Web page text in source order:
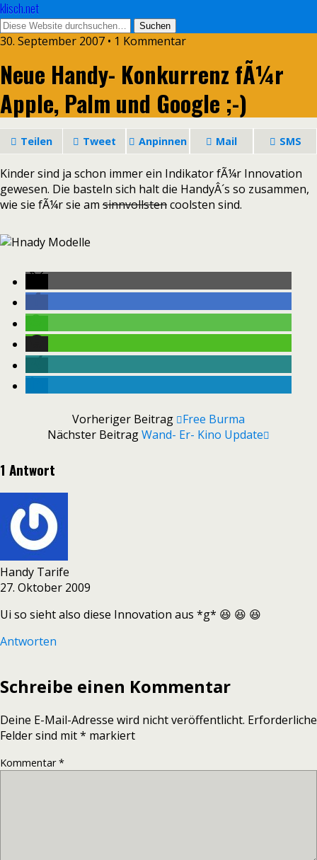
klisch.net
30. September 2007 • 1 Kommentar
Neue Handy- Konkurrenz fÃ¼r
Apple, Palm und Google ;-)
Teilen Tweet Anpinnen Mail SMS
Kinder sind ja schon immer ein Indikator fÃ¼r Innovation
gewesen. Die basteln sich halt die HandyÂ´s so zusammen,
wie sie fÃ¼r sie am sinnvollstencoolsten sind.
Vorheriger Beitrag
Free Burma
Nächster BeitragWand- Er- Kino Update
1 Antwort
Handy Tarife
27. Oktober 2009
Ui so sieht also diese Innovation aus *g* 😆 😆 😆
Antworten
Schreibe einen Kommentar
Deine E-Mail-Adresse wird nicht veröffentlicht. Erforderliche
Felder sind mit* markiert
Kommentar*